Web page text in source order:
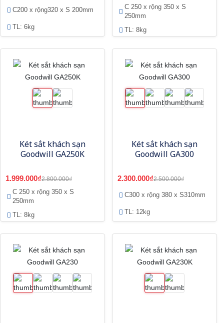
C200 x rộng320 x S 200mm
TL: 6kg
C 250 x rộng 350 x S
250mm
TL: 8kg
Két sắt khách sạn
Goodwill GA250K
1.999.000₫2.800.000₫
C 250 x rộng 350 x S
250mm
TL: 8kg
Két sắt khách sạn
Goodwill GA300
2.300.000₫2.500.000₫
C300 x rộng 380 x S310mm
TL: 12kg